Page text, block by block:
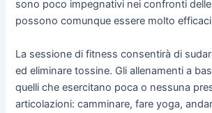
sono poco impegnativi nei confronti
possono comunque essere molto
La sessione di fitness consentirà di
ed eliminare tossine. Gli allenamenti a
quelli che esercitano poca o nessuna
articolazioni: camminare, fare yoga,